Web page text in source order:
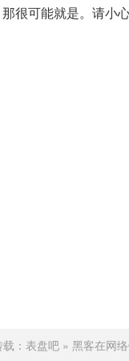
很可能就是。请小
： 表盘吧 » 黑客在网